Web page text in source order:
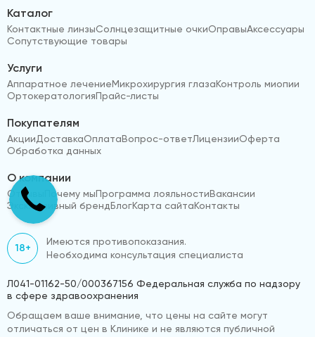
Каталог
Контактные линзыСолнцезащитные очкиОправыАксессуары
Сопутствующие товары
Услуги
Аппаратное лечениеМикрохирургия глазаКонтроль миопии
ОртокератологияПрайс-листы
Покупателям
АкцииДоставкаОплатаВопрос-ответЛицензииОферта
Обработка данных
О компании
Отзывы Почему мыПрограмма лояльностиВакансии
Эксклюзивный брендБлогКарта сайтаКонтакты
18+
Имеются противопоказания.
Необходима консультация специалиста
Л041-01162-50/000367156 Федеральная служба по надзору
в сфере здравоохранения
Обращаем ваше внимание, что цены на сайте могут
отличаться от цен в Клинике и не являются публичной